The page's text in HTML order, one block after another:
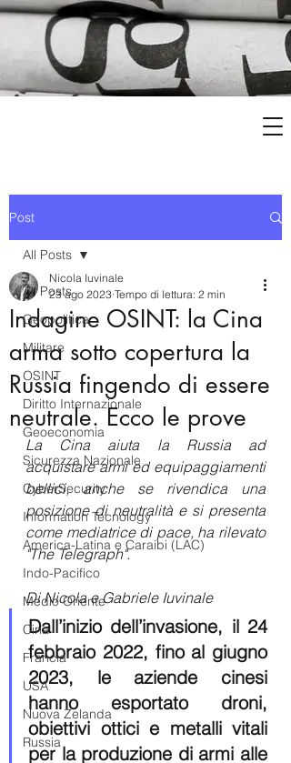
Post
All Posts
Geopolitica
Militare
OSINT
Diritto Internazionale
Geoeconomia
Sicurezza Nazionale
CyberSecurity
Information Tecnology
America-Latina e Caraibi (LAC)
Indo-Pacifico
Medio Oriente
Cina
Francia
USA
Nuova Zelanda
Russia
All Posts
Indagine OSINT: la Cina
arma sotto copertura la
Russia fingendo di essere
neutrale. Ecco le prove
Nicola Iuvinale
23 ago 2023 Tempo di lettura: 2 min
La Cina aiuta la Russia ad
acquistare armi ed equipaggiamenti
bellici, anche se rivendica una
posizione di neutralità e si presenta
come mediatrice di pace, ha rilevato
"The Telegraph".
Di Nicola e Gabriele Iuvinale
Dall’inizio dell’invasione, il 24
febbraio 2022, fino al giugno
2023, le aziende cinesi
hanno esportato droni,
obiettivi ottici e metalli vitali
per la produzione di armi alle